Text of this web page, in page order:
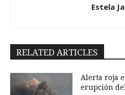
Estela
RELATED ARTICLES
Alerta roja
erupción